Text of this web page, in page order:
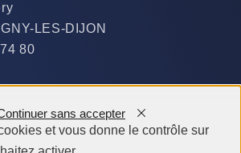
LES-DIJON
80
:
de 14 h à 19 h
et vous donne le contrôle sur
sans accepter